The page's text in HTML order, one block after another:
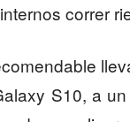
correr
S10, a